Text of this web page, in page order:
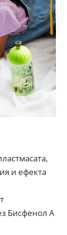
и ефекта
Бисфенол А